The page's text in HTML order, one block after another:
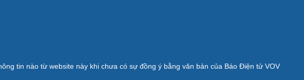
tin nào từ website này khi chưa có sự đồng ý bằng văn bản của Báo Điện tử VOV